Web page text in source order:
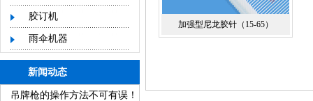
胶订机
雨伞机器
新闻动态
吊牌枪的操作方法不可有误！
加强型尼龙胶针（15-65）